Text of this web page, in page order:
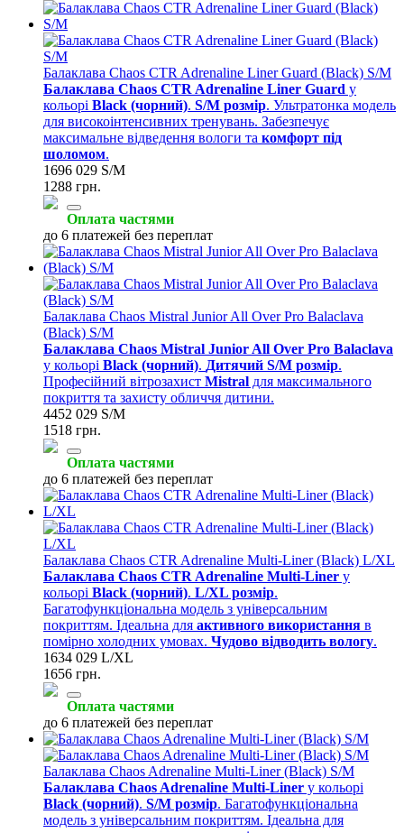
Балаклава Chaos CTR Adrenaline Liner Guard (Black) S/M
Балаклава Chaos CTR Adrenaline Liner Guard у
кольорі Black (чорний). S/M розмір. Ультратонка модель
для високоінтенсивних тренувань. Забезпечує
максимальне відведення вологи та комфорт під
шоломом.
1696 029 S/M
1288 грн.
Оплата частями
до 6 платежей без переплат
Балаклава Chaos Mistral Junior All Over Pro Balaclava
(Black) S/M
Балаклава Chaos Mistral Junior All Over Pro Balaclava
у кольорі Black (чорний). Дитячий S/M розмір.
Професійний вітрозахист Mistral для максимального
покриття та захисту обличчя дитини.
4452 029 S/M
1518 грн.
Оплата частями
до 6 платежей без переплат
Балаклава Chaos CTR Adrenaline Multi-Liner (Black) L/XL
Балаклава Chaos CTR Adrenaline Multi-Liner у
кольорі Black (чорний). L/XL розмір.
Багатофункціональна модель з універсальним
покриттям. Ідеальна для активного використання в
помірно холодних умовах. Чудово відводить вологу.
1634 029 L/XL
1656 грн.
Оплата частями
до 6 платежей без переплат
Балаклава Chaos Adrenaline Multi-Liner (Black) S/M
Балаклава Chaos Adrenaline Multi-Liner у кольорі
Black (чорний). S/M розмір. Багатофункціональна
модель з універсальним покриттям. Ідеальна для